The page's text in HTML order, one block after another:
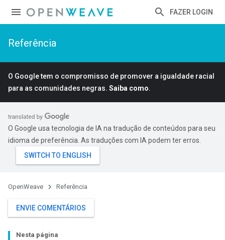
FAZER LOGIN
Referência
O Google tem o compromisso de promover a igualdade racial
para as comunidades negras. Saiba como.
O Google usa tecnologia de IA na tradução de conteúdos para seu
idioma de preferência. As traduções com IA podem ter erros.
OpenWeave Referência
ENVIE COMENTÁRIOS
Nesta página